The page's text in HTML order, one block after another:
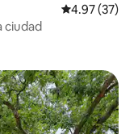
Calificación
4.97 (37)
ciudad